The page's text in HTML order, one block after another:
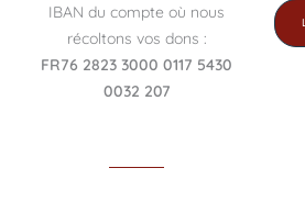
IBAN du compte où nous
récoltons vos dons :
FR76 2823 3000 0117 5430
0032 207